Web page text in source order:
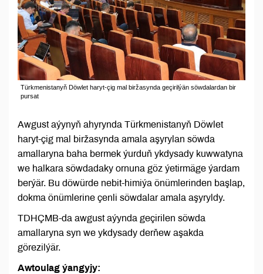
Türkmenistanyň Döwlet haryt-çig mal biržasynda geçirilýän söwdalardan bir
pursat
Awgust aýynyň ahyrynda Türkmenistanyň Döwlet
haryt-çig mal biržasynda amala aşyrylan söwda
amallaryna baha bermek ýurduň ykdysady kuwwatyna
we halkara söwdadaky ornuna göz ýetirmäge ýardam
berýär. Bu döwürde nebit-himiýa önümlerinden başlap,
dokma önümlerine çenli söwdalar amala aşyryldy.
TDHÇMB-da awgust aýynda geçirilen söwda
amallaryna syn we ykdysady derňew aşakda
görezilýär.
Awtoulag ýangyjy: